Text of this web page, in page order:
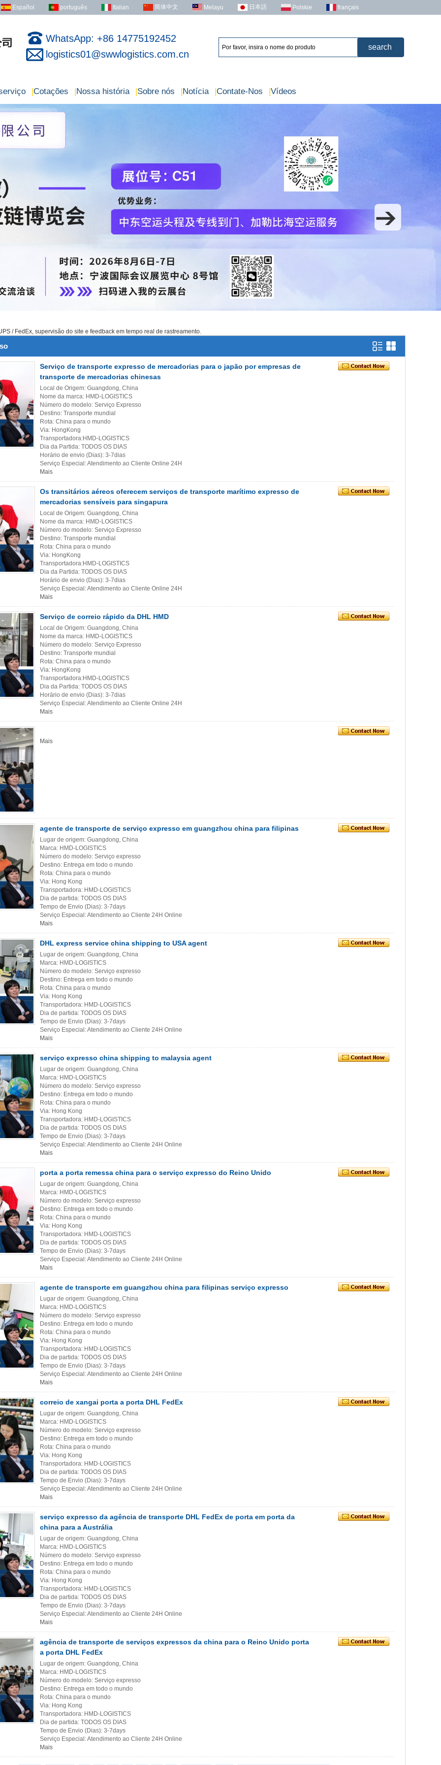
Español português Italian 简体中文 Melayu 日本語 Polskie français
WhatsApp: +86 14775192452
logistics01@swwlogistics.com.cn
|Cotações |Nossa história |Sobre nós |Notícia |Contate-Nos |Vídeos
/ FedEx, supervisão do site e feedback em tempo real de rastreamento.
Serviço de transporte expresso de mercadorias para o japão por empresas de
transporte de mercadorias chinesas
Local de Origem: Guangdong, China
Nome da marca: HMD-LOGISTICS
Número do modelo: Serviço Expresso
Destino: Transporte mundial
Rota: China para o mundo
Via: HongKong
Transportadora:HMD-LOGISTICS
Dia da Partida: TODOS OS DIAS
Horário de envio (Dias): 3-7dias
Serviço Especial: Atendimento ao Cliente Online 24H
Mais
Os transitários aéreos oferecem serviços de transporte marítimo expresso de
mercadorias sensíveis para singapura
Local de Origem: Guangdong, China
Nome da marca: HMD-LOGISTICS
Número do modelo: Serviço Expresso
Destino: Transporte mundial
Rota: China para o mundo
Via: HongKong
Transportadora:HMD-LOGISTICS
Dia da Partida: TODOS OS DIAS
Horário de envio (Dias): 3-7dias
Serviço Especial: Atendimento ao Cliente Online 24H
Mais
Serviço de correio rápido da DHL HMD
Local de Origem: Guangdong, China
Nome da marca: HMD-LOGISTICS
Número do modelo: Serviço Expresso
Destino: Transporte mundial
Rota: China para o mundo
Via: HongKong
Transportadora:HMD-LOGISTICS
Dia da Partida: TODOS OS DIAS
Horário de envio (Dias): 3-7dias
Serviço Especial: Atendimento ao Cliente Online 24H
Mais
Mais
agente de transporte de serviço expresso em guangzhou china para filipinas
Lugar de origem: Guangdong, China
Marca: HMD-LOGISTICS
Número do modelo: Serviço expresso
Destino: Entrega em todo o mundo
Rota: China para o mundo
Via: Hong Kong
Transportadora: HMD-LOGISTICS
Dia de partida: TODOS OS DIAS
Tempo de Envio (Dias): 3-7days
Serviço Especial: Atendimento ao Cliente 24H Online
Mais
DHL express service china shipping to USA agent
Lugar de origem: Guangdong, China
Marca: HMD-LOGISTICS
Número do modelo: Serviço expresso
Destino: Entrega em todo o mundo
Rota: China para o mundo
Via: Hong Kong
Transportadora: HMD-LOGISTICS
Dia de partida: TODOS OS DIAS
Tempo de Envio (Dias): 3-7days
Serviço Especial: Atendimento ao Cliente 24H Online
Mais
serviço expresso china shipping to malaysia agent
Lugar de origem: Guangdong, China
Marca: HMD-LOGISTICS
Número do modelo: Serviço expresso
Destino: Entrega em todo o mundo
Rota: China para o mundo
Via: Hong Kong
Transportadora: HMD-LOGISTICS
Dia de partida: TODOS OS DIAS
Tempo de Envio (Dias): 3-7days
Serviço Especial: Atendimento ao Cliente 24H Online
Mais
porta a porta remessa china para o serviço expresso do Reino Unido
Lugar de origem: Guangdong, China
Marca: HMD-LOGISTICS
Número do modelo: Serviço expresso
Destino: Entrega em todo o mundo
Rota: China para o mundo
Via: Hong Kong
Transportadora: HMD-LOGISTICS
Dia de partida: TODOS OS DIAS
Tempo de Envio (Dias): 3-7days
Serviço Especial: Atendimento ao Cliente 24H Online
Mais
agente de transporte em guangzhou china para filipinas serviço expresso
Lugar de origem: Guangdong, China
Marca: HMD-LOGISTICS
Número do modelo: Serviço expresso
Destino: Entrega em todo o mundo
Rota: China para o mundo
Via: Hong Kong
Transportadora: HMD-LOGISTICS
Dia de partida: TODOS OS DIAS
Tempo de Envio (Dias): 3-7days
Serviço Especial: Atendimento ao Cliente 24H Online
Mais
correio de xangai porta a porta DHL FedEx
Lugar de origem: Guangdong, China
Marca: HMD-LOGISTICS
Número do modelo: Serviço expresso
Destino: Entrega em todo o mundo
Rota: China para o mundo
Via: Hong Kong
Transportadora: HMD-LOGISTICS
Dia de partida: TODOS OS DIAS
Tempo de Envio (Dias): 3-7days
Serviço Especial: Atendimento ao Cliente 24H Online
Mais
serviço expresso da agência de transporte DHL FedEx de porta em porta da
china para a Austrália
Lugar de origem: Guangdong, China
Marca: HMD-LOGISTICS
Número do modelo: Serviço expresso
Destino: Entrega em todo o mundo
Rota: China para o mundo
Via: Hong Kong
Transportadora: HMD-LOGISTICS
Dia de partida: TODOS OS DIAS
Tempo de Envio (Dias): 3-7days
Serviço Especial: Atendimento ao Cliente 24H Online
Mais
agência de transporte de serviços expressos da china para o Reino Unido porta
a porta DHL FedEx
Lugar de origem: Guangdong, China
Marca: HMD-LOGISTICS
Número do modelo: Serviço expresso
Destino: Entrega em todo o mundo
Rota: China para o mundo
Via: Hong Kong
Transportadora: HMD-LOGISTICS
Dia de partida: TODOS OS DIAS
Tempo de Envio (Dias): 3-7days
Serviço Especial: Atendimento ao Cliente 24H Online
Mais